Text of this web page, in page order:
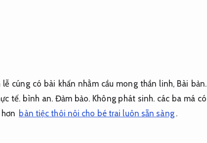
cúng có bài khấn nhằm cầu mong thần linh, Bài bản.
tế. bình an.Đảm bảo. Không phát sinh. các ba má có
bàn tiệc thôi nôi cho bé trai luôn sẵn sàng .